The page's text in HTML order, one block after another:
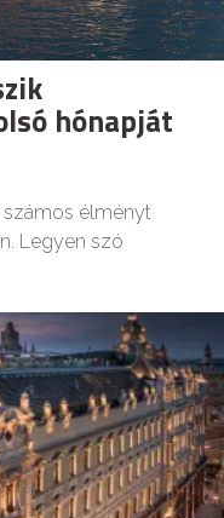
hónapját
számos élményt
Legyen szó